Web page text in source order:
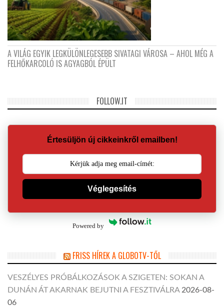
A VILÁG EGYIK LEGKÜLÖNLEGESEBB SIVATAGI VÁROSA – AHOL MÉG A
FELHŐKARCOLÓ IS AGYAGBÓL ÉPÜLT
FOLLOW.IT
Értesüljön új cikkeinkről emailben!
Véglegesítés
Powered by
FRISS HÍREK A GLOBOTV-TŐL
VESZÉLYES PRÓBÁLKOZÁSOK A SZIGETEN: SOKAN A
DUNÁN ÁT AKARNAK BEJUTNI A FESZTIVÁLRA 2026-08-
06